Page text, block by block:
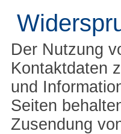
Der Nutzung
Kontaktdaten
und
Seiten
Zusendung